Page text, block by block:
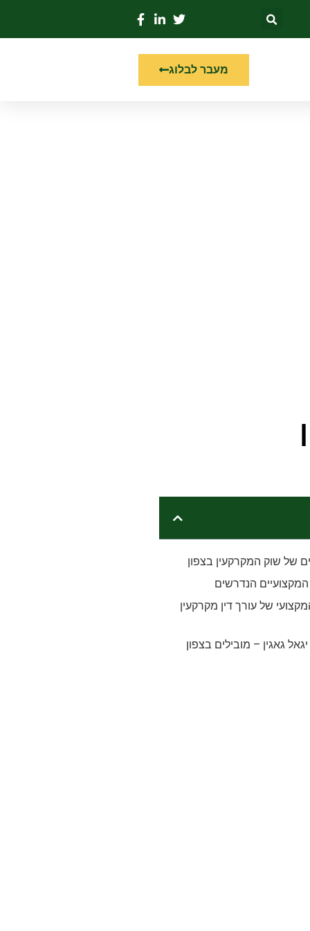
מעבר לבלוג
של שוק המקרקעין בצפון
המקצועיים הנדרשים
של עורך דין מקרקעין
גאגין – מובילים בצפון